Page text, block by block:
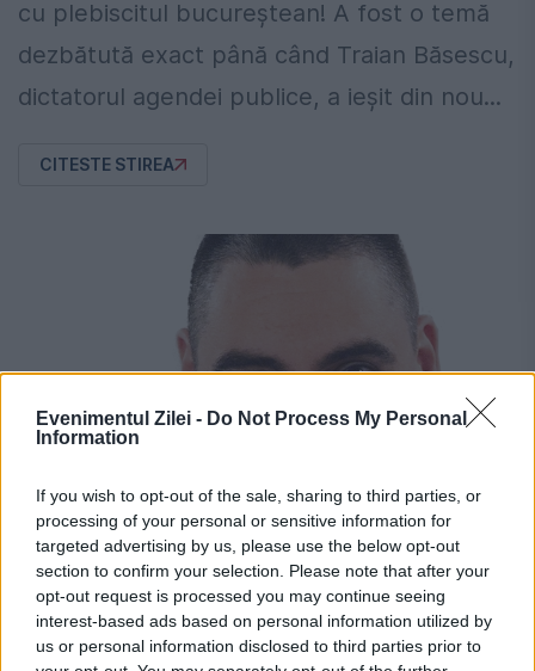
Evenimentul Zilei - Do Not Process My Personal
Information
If you wish to opt-out of the sale, sharing to third parties, or
processing of your personal or sensitive information for
targeted advertising by us, please use the below opt-out
section to confirm your selection. Please note that after your
opt-out request is processed you may continue seeing
interest-based ads based on personal information utilized by
us or personal information disclosed to third parties prior to
cu plebiscitul bucureştean! A fost o temă
dezbătută exact până când Traian Băsescu,
dictatorul agendei publice, a ieşit din nou...
CITESTE STIREA
OPINII EVZ
URGENT! Vezi aici ultima prostituţie de